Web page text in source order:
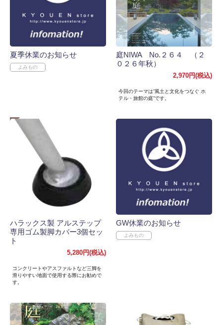
夏季休業のお知らせ
庭NIWA No.２６４ （２
０２６年秋）
2,970円(税込)
今回のテーマは”風土と文化をつなぐ ホ
テル・旅館の庭”です。
ハラックス製 アルステップ
専用ゴム製脚カバー3個セッ
ト
5,280円(税込)
コンクリートやアスファルトなど三脚を
滑りやすい地面で使用する際にお勧めで
す。
GW休業のお知らせ